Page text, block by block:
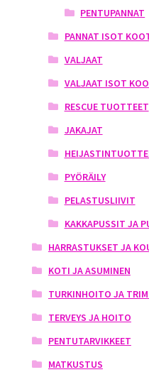
PENTUPANNAT
PANNAT ISOT
VALJAAT
VALJAAT ISOT
RESCUE TUOTTEET
JAKAJAT
PYÖRÄILY
PELASTUSLIIVIT
KAKKAPUSSIT JA
HARRASTUKSET JA
KOTI JA ASUMINEN
TURKINHOITO JA
TERVEYS JA HOITO
PENTUTARVIKKEET
MATKUSTUS